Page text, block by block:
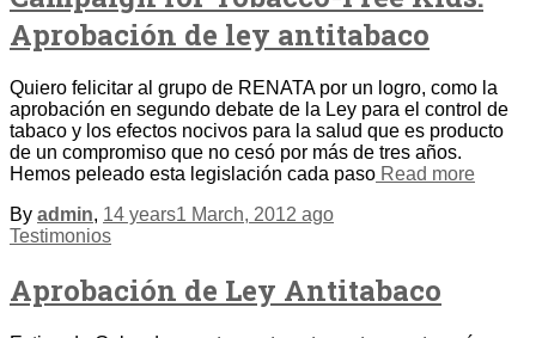
Aprobación de ley antitabaco
Quiero felicitar al grupo de RENATA por un logro, como la
aprobación en segundo debate de la Ley para el control de
tabaco y los efectos nocivos para la salud que es producto
de un compromiso que no cesó por más de tres años.
Hemos peleado esta legislación cada paso Read more
By admin, 14 years1 March, 2012 ago
Testimonios
Aprobación de Ley Antitabaco